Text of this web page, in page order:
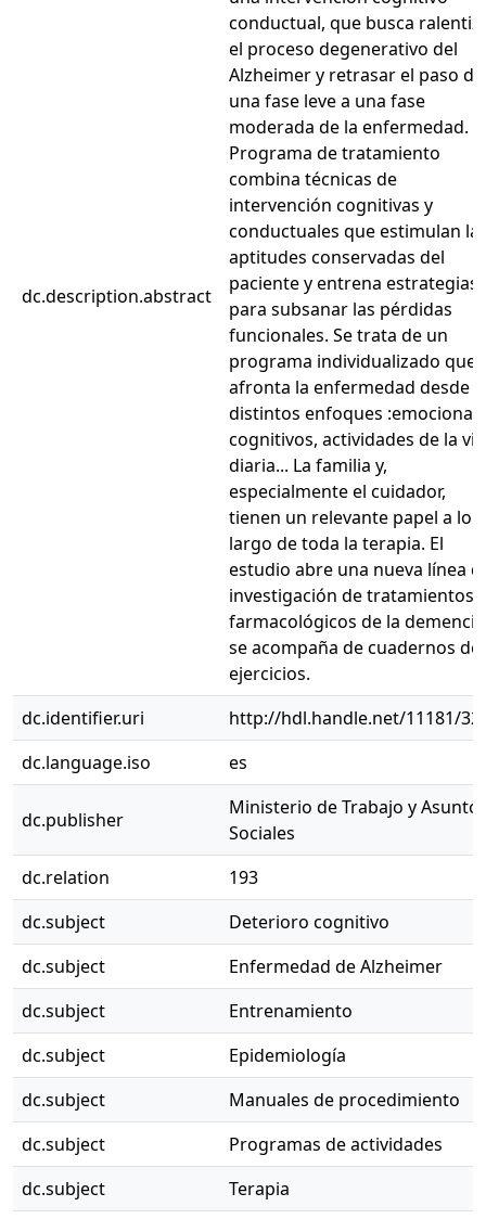
dc.description.abstract
conductual, que busca
el proceso degenerativo del
Alzheimer y retrasar el paso de
una fase leve a una fase
moderada de la enfermedad. El
Programa de tratamiento
combina técnicas de
intervención cognitivas y
conductuales que estimulan
aptitudes conservadas del
paciente y entrena estrategias
para subsanar las pérdidas
funcionales. Se trata de un
programa individualizado que
afronta la enfermedad desde
distintos enfoques
cognitivos, actividades de la
diaria... La familia y,
especialmente el cuidador,
tienen un relevante papel a lo
largo de toda la terapia. El
estudio abre una nueva línea
investigación de tratamientos
farmacológicos de la
se acompaña de cuadernos de
ejercicios.
dc.identifier.uri
http://hdl.handle.net/11181/
dc.language.iso
es
dc.publisher
Ministerio de Trabajo y
Sociales
dc.relation
193
dc.subject
Deterioro cognitivo
dc.subject
Enfermedad de Alzheimer
dc.subject
Entrenamiento
dc.subject
Epidemiología
dc.subject
Manuales de procedimiento
dc.subject
Programas de actividades
dc.subject
Terapia